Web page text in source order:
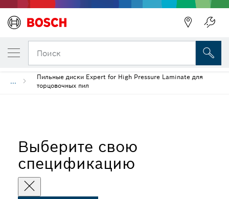
Поиск
...
Пильные диски Expert for High Pressure Laminate для
торцовочных пил
Выберите свою
спецификацию
ВЫБРАННЫЙ ВАРИАНТ
Пильный диск Expert for High-Pressure